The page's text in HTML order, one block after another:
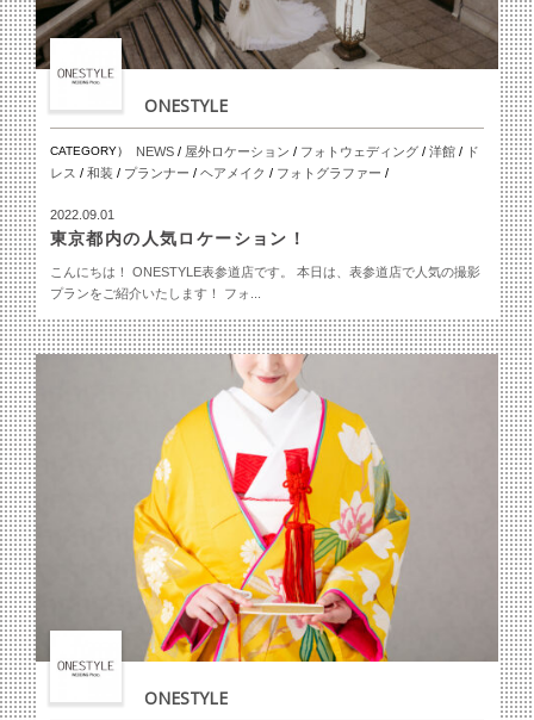
ONESTYLE
CATEGORY） NEWS/ 屋外ロケーション / フォトウェディング/ 洋館/ ド
レス / 和装 / プランナー / ヘアメイク / フォトグラファー /
2022.09.01
東京都内の人気ロケーション！
こんにちは！ ONESTYLE表参道店です。 本日は、表参道店で人気の撮影
プランをご紹介いたします！ フォ...
ONESTYLE